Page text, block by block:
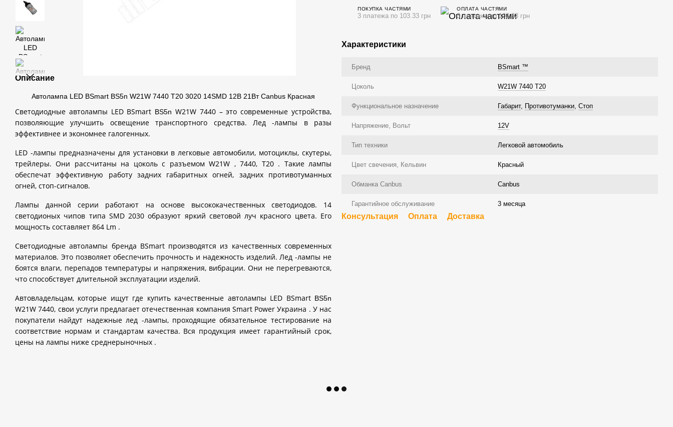
Описание
Автолампа LED BSmart BS5n W21W 7440 T20 3020 14SMD 12В 21Вт Canbus Красная
Светодиодные автолампы LED BSmart BS5nW21W 7440 – это современные устройства,
позволяющие улучшить освещение транспортного средства. Лед -лампы в разы
эффективнее и экономнее галогенных.
LED -лампы предназначены для установки в легковые автомобили, мотоциклы, скутеры,
трейлеры. Они рассчитаны на цоколь с разъемомW21W , 7440, T20 . Такие лампы
обеспечат эффективную работу задних габаритных огней, задних противотуманных
огней, стоп-сигналов.
Лампы данной серии работают на основе высококачественных светодиодов. 14
светодионых чипов типа SMD 2030 образуют яркий световой луч красного цвета. Его
мощность составляет 864 Lm .
Светодиодные автолампы бренда BSmart производятся из качественных современных
материалов. Это позволяет обеспечить прочность и надежность изделий. Лед -лампы не
боятся влаги, перепадов температуры и напряжения, вибрации. Они не перегреваются,
что способствует длительной эксплуатации изделий.
Автовладельцам, которые ищут где купить качественные автолампы LED BSmart BS5n
W21W 7440, свои услуги предлагает отечественная компания Smart Power Украина . У нас
покупатели найдут надежные лед -лампы, проходящие обязательное тестирование на
соответствие нормам и стандартам качества. Вся продукция имеет гарантийный срок,
цены на лампы ниже среднерыночных .
ПОКУПКА ЧАСТЯМИ
3 платежа по 103.33 грн
ОПЛАТА ЧАСТЯМИ
3 платежа по 103.33 грн
Характеристики
Бренд BSmart ™
Цоколь W21W 7440 T20
Функциональное назначение Габарит, Противотуманки, Стоп
Напряжение, Вольт 12V
Тип техники Легковой автомобиль
Цвет свечения, Кельвин Красный
Обманка Canbus Canbus
Гарантийное обслуживание 3 месяца
Консультация Оплата Доставка